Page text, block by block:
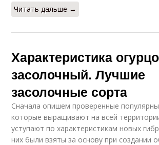
Читать дальше →
Характеристика
засолочный. Лучшие
засолочные сорта
Сначала опишем проверенные
которые выращивают на всей
уступают по характеристикам новых
них были взяты за основу при создании